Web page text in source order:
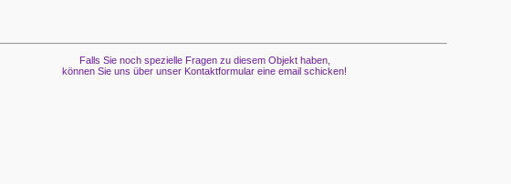
Falls Sie noch spezielle Fragen zu diesem Objekt haben,
können Sie uns über unser Kontaktformular eine email schicken!